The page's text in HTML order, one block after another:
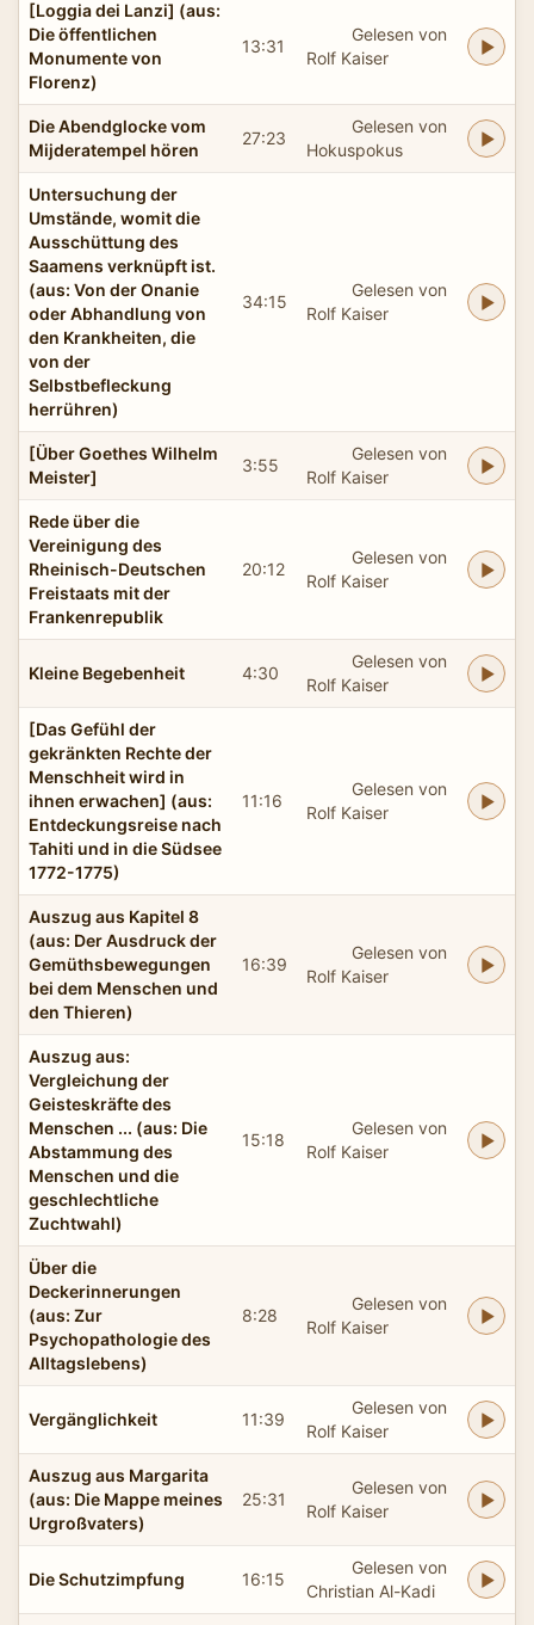
[Loggia dei Lanzi] (aus:
Die öffentlichen
Monumente von
Florenz)
13:31
Gelesen von
Rolf Kaiser
Die Abendglocke vom
Mijderatempel hören
27:23
Gelesen von
Hokuspokus
Untersuchung der
Umstände, womit die
Ausschüttung des
Saamens verknüpft ist.
(aus: Von der Onanie
oder Abhandlung von
den Krankheiten, die
von der
Selbstbefleckung
herrühren)
34:15
Gelesen von
Rolf Kaiser
[Über Goethes Wilhelm
Meister]
3:55
Gelesen von
Rolf Kaiser
Rede über die
Vereinigung des
Rheinisch-Deutschen
Freistaats mit der
Frankenrepublik
20:12
Gelesen von
Rolf Kaiser
Kleine Begebenheit 4:30
Gelesen von
Rolf Kaiser
[Das Gefühl der
gekränkten Rechte der
Menschheit wird in
ihnen erwachen] (aus:
Entdeckungsreise nach
Tahiti und in die Südsee
1772-1775)
11:16
Gelesen von
Rolf Kaiser
Auszug aus Kapitel 8
(aus: Der Ausdruck der
Gemüthsbewegungen
bei dem Menschen und
den Thieren)
16:39
Gelesen von
Rolf Kaiser
Auszug aus:
Vergleichung der
Geisteskräfte des
Menschen ... (aus: Die
Abstammung des
Menschen und die
geschlechtliche
Zuchtwahl)
15:18
Gelesen von
Rolf Kaiser
Über die
Deckerinnerungen
(aus: Zur
Psychopathologie des
Alltagslebens)
8:28
Gelesen von
Rolf Kaiser
Vergänglichkeit 11:39
Gelesen von
Rolf Kaiser
Auszug aus Margarita
(aus: Die Mappe meines
Urgroßvaters)
25:31
Gelesen von
Rolf Kaiser
Die Schutzimpfung 16:15
Gelesen von
Christian Al-Kadi